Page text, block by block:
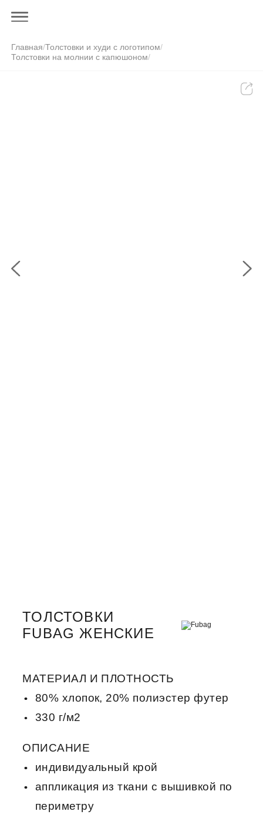
Главная/Толстовки и худи с логотипом/
Толстовки на молнии с капюшоном/
ТОЛСТОВКИ
FUBAG ЖЕНСКИЕ
МАТЕРИАЛ И ПЛОТНОСТЬ
80% хлопок, 20% полиэстер футер
330 г/м2
ОПИСАНИЕ
индивидуальный крой
аппликация из ткани с вышивкой по
периметру